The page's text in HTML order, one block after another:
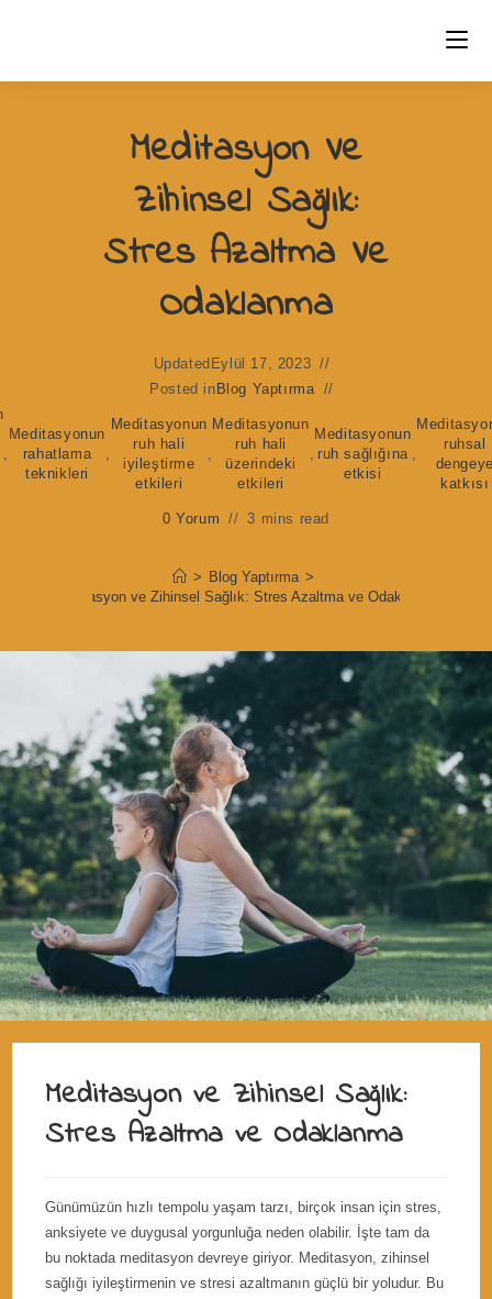
Meditasyon Ve
Zihinsel Sağlık:
Stres Azaltma Ve
Odaklanma
Updated Eylül 17, 2023
Posted in Blog Yaptırma
,
Meditasyonun
rahatlama
teknikleri
,
Meditasyonun
ruh hali
iyileştirme
etkileri
,
Meditasyonun
ruh hali
üzerindeki
etkileri
,
Meditasyonun
ruh sağlığına
etkisi
,
ruhsal
katkısı
0 Yorum 3 mins read
> Blog Yaptırma >
Meditasyon ve Zihinsel Sağlık: Stres Azaltma ve Odaklanma
Meditasyon ve Zihinsel Sağlık:
Stres Azaltma ve Odaklanma
Günümüzün hızlı tempolu yaşam tarzı, birçok insan için stres,
anksiyete ve duygusal yorgunluğa neden olabilir. İşte tam da
bu noktada meditasyon devreye giriyor. Meditasyon, zihinsel
sağlığı iyileştirmenin ve stresi azaltmanın güçlü bir yoludur. Bu